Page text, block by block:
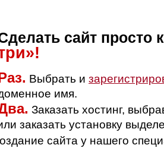
сайт просто
Выбрать и
имя.
Заказать хостинг,
заказать установку
сайта у нашего